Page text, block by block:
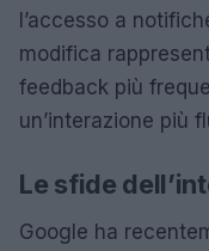
l’accesso a
modifica
feedback più
un’interazione più
Le sfide
Google ha